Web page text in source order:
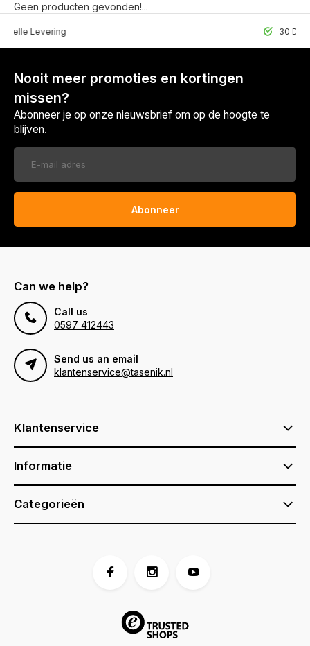
Geen producten gevonden!...
Levering 30 Dagen
Nooit meer promoties en kortingen
missen?
Abonneer je op onze nieuwsbrief om op de hoogte te
blijven.
Abonneer
Can we help?
Call us
0597 412443
Send us an email
klantenservice@tasenik.nl
Klantenservice
Informatie
Categorieën